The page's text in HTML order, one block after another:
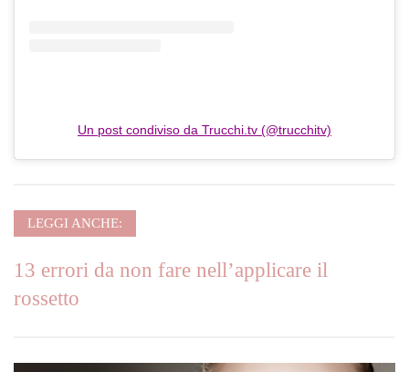
Un post condiviso da Trucchi.tv (@trucchitv)
LEGGI ANCHE:
13 errori da non fare nell’applicare il
rossetto